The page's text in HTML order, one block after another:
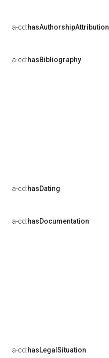
a-cd:hasAuthorshipAttribution
a-cd:hasBibliography
a-cd:hasDating
a-cd:hasDocumentation
a-cd:hasLegalSituation